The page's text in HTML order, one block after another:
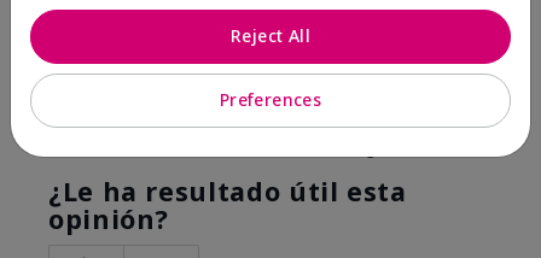
Comentarios sobre Mary Kay Clinical Solutions®
Dynamic Wrinkle Limiter™
Hope it helps
¿Le ha resultado útil esta
opinión?
Preferences
Reject All